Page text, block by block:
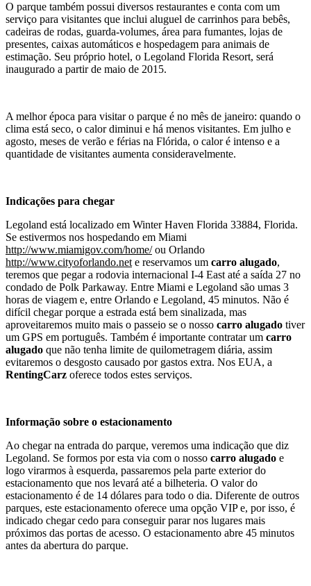
O parque também possui diversos restaurantes e conta com um
serviço para visitantes que inclui aluguel de carrinhos para bebês,
cadeiras de rodas, guarda-volumes, área para fumantes, lojas de
presentes, caixas automáticos e hospedagem para animais de
estimação. Seu próprio hotel, o Legoland Florida Resort, será
inaugurado a partir de maio de 2015.
A melhor época para visitar o parque é no mês de janeiro: quando o
clima está seco, o calor diminui e há menos visitantes. Em julho e
agosto, meses de verão e férias na Flórida, o calor é intenso e a
quantidade de visitantes aumenta consideravelmente.
Indicações para chegar
Legoland está localizado em Winter Haven Florida 33884, Florida.
Se estivermos nos hospedando em Miami
http://www.miamigov.com/home/ou Orlando
http://www.cityoforlando.net e reservamos um carro alugado,
teremos que pegar a rodovia internacional I-4 East até a saída 27 no
condado de Polk Parkaway. Entre Miami e Legoland são umas 3
horas de viagem e, entre Orlando e Legoland, 45 minutos. Não é
difícil chegar porque a estrada está bem sinalizada, mas
aproveitaremos muito mais o passeio se o nosso carro alugado tiver
um GPS em português. Também é importante contratar um carro
alugado que não tenha limite de quilometragem diária, assim
evitaremos o desgosto causado por gastos extra. Nos EUA, a
RentingCarz oferece todos estes serviços.
Informação sobre o estacionamento
Ao chegar na entrada do parque, veremos uma indicação que diz
Legoland. Se formos por esta via com o nosso carro alugado e
logo virarmos à esquerda, passaremos pela parte exterior do
estacionamento que nos levará até a bilheteria. O valor do
estacionamento é de 14 dólares para todo o dia. Diferente de outros
parques, este estacionamento oferece uma opção VIP e, por isso, é
indicado chegar cedo para conseguir parar nos lugares mais
próximos das portas de acesso. O estacionamento abre 45 minutos
antes da abertura do parque.